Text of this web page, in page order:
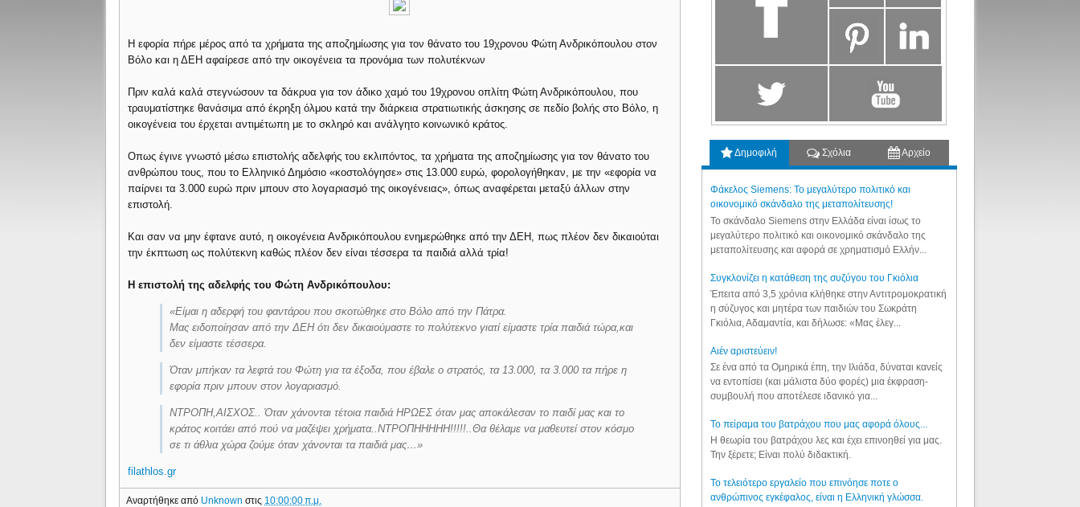
Η εφορία πήρε μέρος από τα χρήματα της αποζημίωσης για τον θάνατο του 19χρονου Φώτη Ανδρικόπουλου στον
Βόλο και η ΔΕH αφαίρεσε από την οικογένεια τα προνόμια των πολυτέκνων
Πριν καλά καλά στεγνώσουν τα δάκρυα για τον άδικο χαμό του 19χρονου οπλίτη Φώτη Ανδρικόπουλου, που
τραυματίστηκε θανάσιμα από έκρηξη όλμου κατά την διάρκεια στρατιωτικής άσκησης σε πεδίο βολής στο Βόλο, η
οικογένεια του έρχεται αντιμέτωπη με το σκληρό και ανάλγητο κοινωνικό κράτος.
Οπως έγινε γνωστό μέσω επιστολής αδελφής του εκλιπόντος, τα χρήματα της αποζημίωσης για τον θάνατο του
ανθρώπου τους, που το Ελληνικό Δημόσιο «κοστολόγησε» στις 13.000 ευρώ, φορολογήθηκαν, με την «εφορία να
παίρνει τα 3.000 ευρώ πριν μπουν στο λογαριασμό της οικογένειας», όπως αναφέρεται μεταξύ άλλων στην
επιστολή.
Και σαν να μην έφτανε αυτό, η οικογένεια Ανδρικόπουλου ενημερώθηκε από την ΔΕΗ, πως πλέον δεν δικαιούται
την έκπτωση ως πολύτεκνη καθώς πλέον δεν είναι τέσσερα τα παιδιά αλλά τρία!
Η επιστολή της αδελφής του Φώτη Ανδρικόπουλου:
«Eίμαι η αδερφή του φαντάρου που σκοτώθηκε στο Βόλο από την Πάτρα.
Μας ειδοποίησαν από την ΔΕΗ ότι δεν δικαιούμαστε το πολύτεκνο γιατί είμαστε τρία παιδιά τώρα,και
δεν είμαστε τέσσερα.
Όταν μπήκαν τα λεφτά του Φώτη για τα έξοδα, που έβαλε ο στρατός, τα 13.000, τα 3.000 τα πήρε η
εφορία πριν μπουν στον λογαριασμό.
ΝΤΡΟΠΗ,ΑΙΣΧΟΣ.. Όταν χάνονται τέτοια παιδιά ΗΡΩΕΣ όταν μας αποκάλεσαν το παιδί μας και το
κράτος κοιτάει από πού να μαζέψει χρήματα..ΝΤΡΟΠΗΗΗΗΗ!!!!!..Θα θέλαμε να μαθευτεί στον κόσμο
σε τι άθλια χώρα ζούμε όταν χάνονται τα παιδιά μας…»
filathlos.gr
Αναρτήθηκε από Unknownστις 10:00:00 π.μ.
Δημοφιλή Σχόλια Αρχείο
Φάκελος Siemens: Το μεγαλύτερο πολιτικό και
οικονομικό σκάνδαλο της μεταπολίτευσης!
Το σκάνδαλο Siemens στην Ελλάδα είναι ίσως το
μεγαλύτερο πολιτικό και οικονομικό σκάνδαλο της
μεταπολίτευσης και αφορά σε χρηματισμό Ελλήν...
Συγκλονίζει η κατάθεση της συζύγου του Γκιόλια
Έπειτα από 3,5 χρόνια κλήθηκε στην Αντιτρομοκρατική
η σύζυγος και μητέρα των παιδιών του Σωκράτη
Γκιόλια, Αδαμαντία, και δήλωσε: «Μας έλεγ...
Aιέν αριστεύειν!
Σε ένα από τα Ομηρικά έπη, την Ιλιάδα, δύναται κανείς
να εντοπίσει (και μάλιστα δύο φορές) μια έκφραση-
συμβουλή που αποτέλεσε ιδανικό για...
Το πείραμα του βατράχου που μας αφορά όλους...
Η θεωρία του βατράχου λες και έχει επινοηθεί για μας.
Την ξέρετε; Είναι πολύ διδακτική.
Το τελειότερο εργαλείο που επινόησε ποτε ο
ανθρώπινος εγκέφαλος, είναι η Ελληνική γλώσσα.